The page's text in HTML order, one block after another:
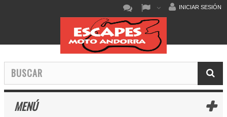
INICIAR SESIÓN
MENÚ